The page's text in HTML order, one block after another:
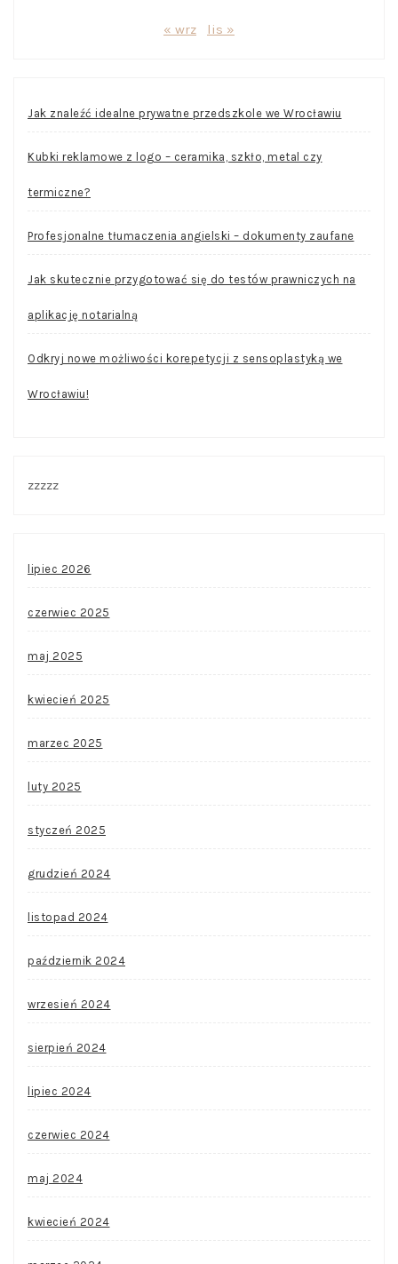
« wrz lis »
Jak znaleźć idealne prywatne przedszkole we Wrocławiu
Kubki reklamowe z logo – ceramika, szkło, metal czy
termiczne?
Profesjonalne tłumaczenia angielski – dokumenty zaufane
Jak skutecznie przygotować się do testów prawniczych na
aplikację notarialną
Odkryj nowe możliwości korepetycji z sensoplastyką we
Wrocławiu!
zzzzz
lipiec 2026
czerwiec 2025
maj 2025
kwiecień 2025
marzec 2025
luty 2025
styczeń 2025
grudzień 2024
listopad 2024
październik 2024
wrzesień 2024
sierpień 2024
lipiec 2024
czerwiec 2024
maj 2024
kwiecień 2024